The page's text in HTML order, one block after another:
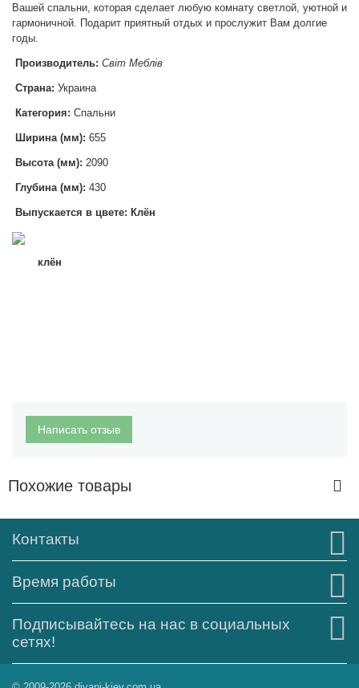
Вашей спальни, которая сделает любую комнату светлой, уютной и
гармоничной. Подарит приятный отдых и прослужит Вам долгие
годы.
Производитель: Світ Меблів
Страна: Украина
Категория: Спальни
Ширина (мм): 655
Высота (мм): 2090
Глубина (мм): 430
Выпускается в цвете: Клён
клён
Написать отзыв
Похожие товары
Контакты
Время работы
Подписывайтесь на нас в социальных
сетях!